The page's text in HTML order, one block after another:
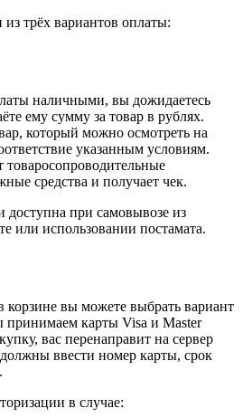
трёх вариантов оплаты:
наличными, вы дожидаетесь
ему сумму за товар в рублях.
который можно осмотреть на
указанным условиям.
средства и получает чек.
при самовывозе из
или использовании постамата.
корзине вы можете выбрать вариант
карты Visa и Master
вас перенаправит на сервер
ввести номер карты, срок
в случае: